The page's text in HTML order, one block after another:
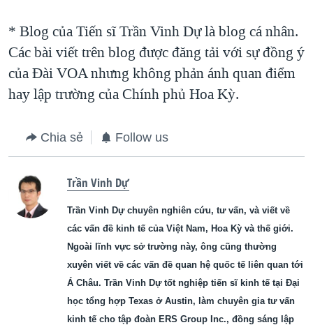
* Blog của Tiến sĩ Trần Vinh Dự là blog cá nhân.
Các bài viết trên blog được đăng tải với sự đồng ý
của Ðài VOA nhưng không phản ánh quan điểm
hay lập trường của Chính phủ Hoa Kỳ.
Chia sẻ Follow us
Trần Vinh Dự
Trần Vinh Dự chuyên nghiên cứu, tư vấn, và viết về
các vấn đề kinh tế của Việt Nam, Hoa Kỳ và thế giới.
Ngoài lĩnh vực sở trường này, ông cũng thường
xuyên viết về các vấn đề quan hệ quốc tế liên quan tới
Á Châu. Trần Vinh Dự tốt nghiệp tiến sĩ kinh tế tại Đại
học tổng hợp Texas ở Austin, làm chuyên gia tư vấn
kinh tế cho tập đoàn ERS Group Inc., đồng sáng lập